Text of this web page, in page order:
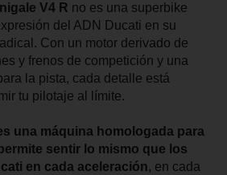
V4 R no es una superbike
del ADN Ducati en su
Con un motor derivado de
y frenos de competición y una
la pista, cada detalle está
tu pilotaje al límite.
una máquina homologada para
sentir lo mismo que los
en cada aceleración, en cada